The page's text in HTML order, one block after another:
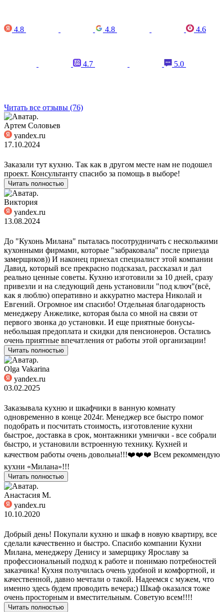
4.8 4.8 4.6
4.7 5.0
Читать все отзывы (76)
Артем Соловьев
yandex.ru
17.10.2024
Заказали тут кухню. Так как в другом месте нам не подошел
проект. Консультанту спасибо за помощь в выборе!
Читать полностью
Виктория
yandex.ru
13.08.2024
До "Кухонь Милана" пыталась посотрудничать с несколькими
кухонными фирмами, которые "забраковала" после приезда
замерщиков)) И наконец приехал специалист этой компании
Давид, который все прекрасно подсказал, рассказал и дал
реально ценные советы. Кухню изготовили за 10 дней, сразу
привезли и на следующий день установили "под ключ"(всё,
как я люблю) оперативно и аккуратно мастера Николай и
Евгений. Огромное им спасибо! Отдельная благодарность
менеджеру Анжелике, которая была со мной на связи от
первого звонка до установки. И еще приятные бонусы-
небольшая предоплата и скидки для пенсионеров. Остались
очень приятные впечатления от работы этой организации!
Читать полностью
Olga Vakarina
yandex.ru
03.02.2025
Заказывала кухню и шкафчики в ванную комнату
одновременно в конце 2024г. Менеджер все быстро помог
подобрать и посчитать стоимость, изготовление кухни
быстрое, доставка в срок, монтажники умнички - все собрали
быстро, и установили встроенную технику. Кухней и
качеством работы очень довольна!!!❤️❤️❤️ Всем рекоммендую
кухни «Милана»!!!
Читать полностью
Анастасия М.
yandex.ru
10.10.2020
Добрый день! Покупали кухню и шкаф в новую квартиру, все
сделали качественно и быстро. Спасибо компании Кухни
Милана, менеджеру Денису и замерщику Ярославу за
профессиональный подход к работе и понимаю потребностей
заказчика! Кухня получилась очень удобной и комфортной, и
качественной, давно мечтали о такой. Надеемся с мужем, что
именно здесь будем проводить вечера;) Шкаф оказался тоже
очень просторным и вместительным. Советую всем!!!!
Читать полностью